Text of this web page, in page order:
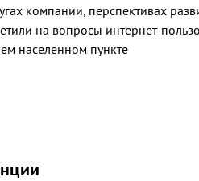
компании, перспективах
на вопросы интернет-
населенном пункте